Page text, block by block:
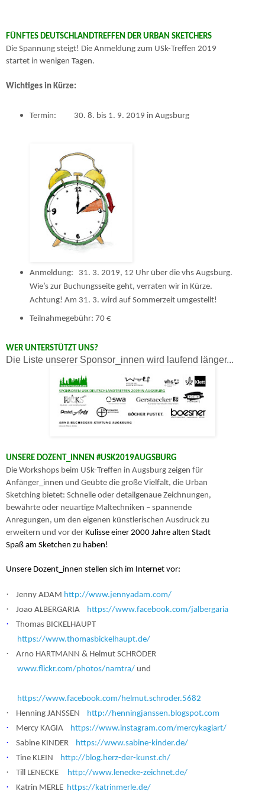
FÜNFTES DEUTSCHLANDTREFFEN DER URBAN SKETCHERS
Die Spannung steigt! Die Anmeldung zum USk-Treffen 2019
startet in wenigen Tagen.
Wichtiges in Kürze:
Termin: 30. 8. bis 1. 9. 2019 in Augsburg
Anmeldung:
31. 3. 2019, 12 Uhr über die vhs Augsburg.
Wie’s zur Buchungsseite geht, verraten wir in Kürze.
Achtung! Am 31. 3. wird auf Sommerzeit umgestellt!
Teilnahmegebühr: 70 €
WER UNTERSTÜTZT UNS?
Die Liste unserer Sponsor_innen wird laufend länger...
UNSERE DOZENT_INNEN #USK2019AUGSBURG
Die Workshops beim USk-Treffen in Augsburg zeigen für
Anfänger_innen und Geübte die große Vielfalt, die Urban
Sketching bietet: Schnelle oder detailgenaue Zeichnungen,
bewährte oder neuartige Mal­techniken – spannende
Anregungen, um den eigenen künstlerischen Ausdruck zu
erweitern und vor der Kulisse einer 2000 Jahre alten Stadt
Spaß am Sketchen zu haben!
Unsere Dozent_innen stellen sich im Internet vor:
· Jenny ADAM http://www.jennyadam.com/
· Joao ALBERGARIA https://www.facebook.com/jalbergaria
·
Thomas BICKELHAUPT
https://www.thomasbickelhaupt.de/
·
Arno HARTMANN & Helmut SCHRÖDER
www.flickr.com/photos/namtra/ und
https://www.facebook.com/helmut.schroder.5682
· Henning JANSSEN http://henningjanssen.blogspot.com
· Mercy KAGIA https://www.instagram.com/mercykagiart/
· Sabine KINDER https://www.sabine-kinder.de/
· Tine KLEIN http://blog.herz-der-kunst.ch/
· Till LENECKE http://www.lenecke-zeichnet.de/
· Katrin MERLE https://katrinmerle.de/